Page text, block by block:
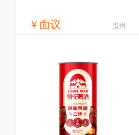
￥面议 贵州
洛阳御液酒业有限公司